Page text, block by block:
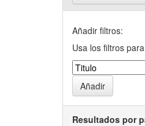
Añadir filtros:
Usa los filtros
Resultados por